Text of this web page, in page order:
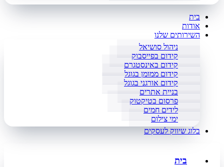
בית
אודות
השירותים שלנו
ניהול סושיאל
קידום בפייסבוק
קידום באינסטגרם
קידום ממומן בגוגל
קידום אורגני בגוגל
בניית אתרים
פרסום בטיקטוק
לידים חמים
ימי צילום
בלוג שיווק לעסקים
בית